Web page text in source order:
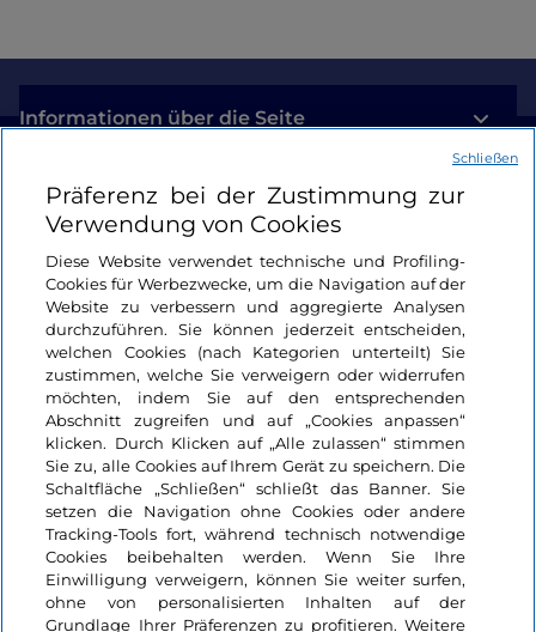
Informationen über die Seite
Nützliche Links
Login
Bleiben wir in Kontakt
Präferenz bei der Zustimmung zur
Verwendung von Cookies
Diese Website verwendet technische und Profiling-
Cookies für Werbezwecke, um die Navigation auf der
Website zu verbessern und aggregierte Analysen
durchzuführen. Sie können jederzeit entscheiden,
welchen Cookies (nach Kategorien unterteilt) Sie
zustimmen, welche Sie verweigern oder widerrufen
möchten, indem Sie auf den entsprechenden
Abschnitt zugreifen und auf „Cookies anpassen“
klicken. Durch Klicken auf „Alle zulassen“ stimmen
Sie zu, alle Cookies auf Ihrem Gerät zu speichern. Die
Schaltfläche „Schließen“ schließt das Banner. Sie
setzen die Navigation ohne Cookies oder andere
Tracking-Tools fort, während technisch notwendige
Cookies beibehalten werden. Wenn Sie Ihre
Einwilligung verweigern, können Sie weiter surfen,
ohne von personalisierten Inhalten auf der
Grundlage Ihrer Präferenzen zu profitieren. Weitere
Schließen